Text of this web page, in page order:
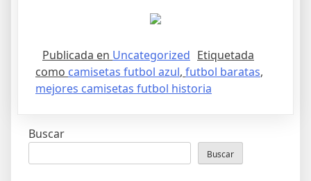
Publicada en Uncategorized Etiquetada
como camisetas futbol azul, futbol baratas,
mejores camisetas futbol historia
Buscar
Buscar